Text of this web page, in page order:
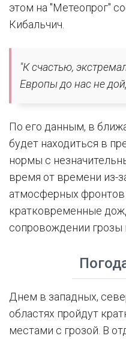
этом на "Метеопрог"
Кибальчич.
"К счастью,
Европы до нас не
По его данным, в
будет находиться в
нормы с
время от времени из-
атмосферных
кратковременные
сопровождении грозы
Днем в западных,
областях пройдут
местами с грозой. В